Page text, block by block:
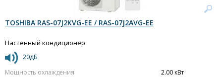
TOSHIBA RAS-07J2KVG-EE / RAS-07J2AVG-EE
Настенный кондиционер
20дБ
Мощность охлаждения
2.00 кВт